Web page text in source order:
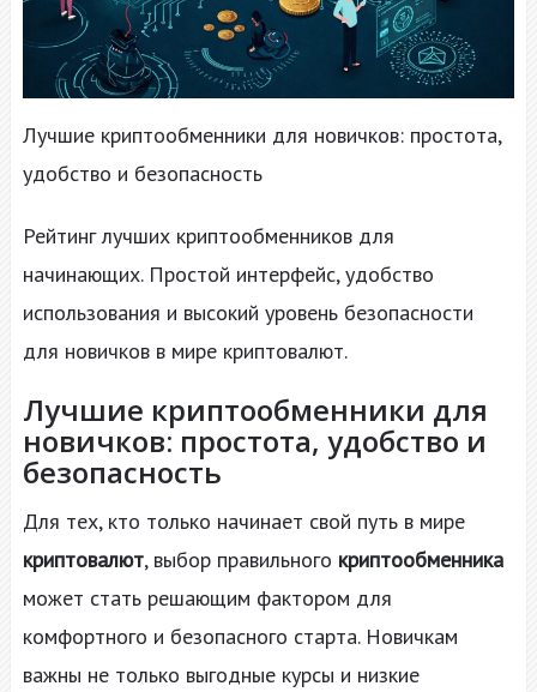
Лучшие криптообменники для новичков: простота,
удобство и безопасность
Рейтинг лучших криптообменников для
начинающих. Простой интерфейс, удобство
использования и высокий уровень безопасности
для новичков в мире криптовалют.
Лучшие криптообменники для
новичков: простота, удобство и
безопасность
Для тех, кто только начинает свой путь в мире
криптовалют, выбор правильного криптообменника
может стать решающим фактором для
комфортного и безопасного старта. Новичкам
важны не только выгодные курсы и низкие